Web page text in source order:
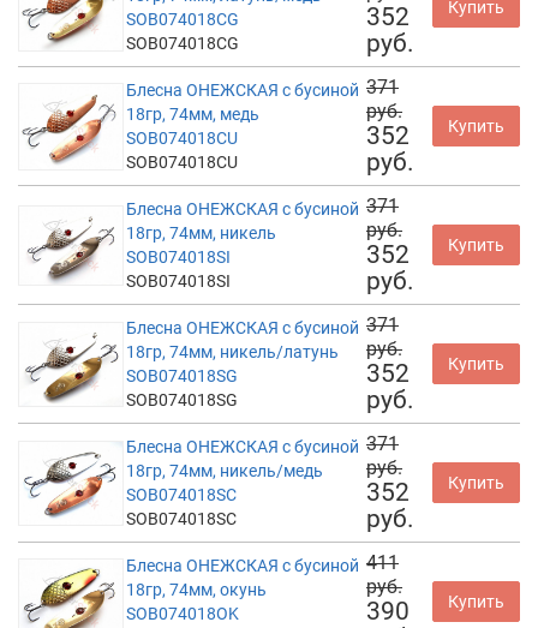
SOB074018CG
SOB074018CG
352
руб.
Купить
Блесна ОНЕЖСКАЯ с бусиной
18гр, 74мм, медь
SOB074018CU
SOB074018CU
371
руб.
352
руб.
Купить
Блесна ОНЕЖСКАЯ с бусиной
18гр, 74мм, никель
SOB074018SI
SOB074018SI
371
руб.
352
руб.
Купить
Блесна ОНЕЖСКАЯ с бусиной
18гр, 74мм, никель/латунь
SOB074018SG
SOB074018SG
371
руб.
352
руб.
Купить
Блесна ОНЕЖСКАЯ с бусиной
18гр, 74мм, никель/медь
SOB074018SC
SOB074018SC
371
руб.
352
руб.
Купить
Блесна ОНЕЖСКАЯ с бусиной
18гр, 74мм, окунь
SOB074018OK
411
руб.
390
Купить